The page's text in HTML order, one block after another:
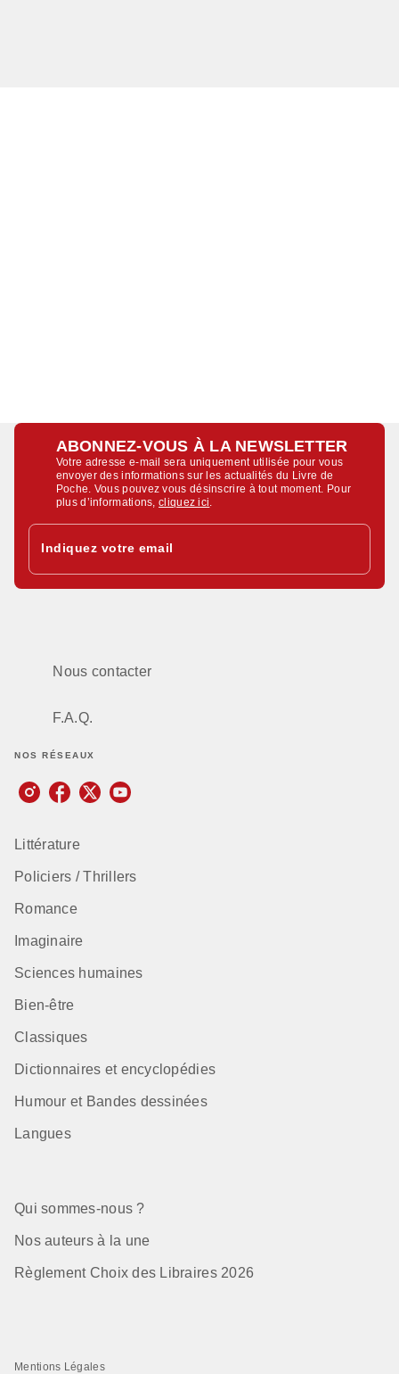
ABONNEZ-VOUS À LA NEWSLETTER
Votre adresse e-mail sera uniquement utilisée pour vous
envoyer des informations sur les actualités du Livre de
Poche. Vous pouvez vous désinscrire à tout moment. Pour
plus d’informations,cliquez ici
Indiquez votre email
Nous contacter
F.A.Q.
NOS RÉSEAUX
Littérature
Policiers / Thrillers
Romance
Imaginaire
Sciences humaines
Bien-être
Classiques
Dictionnaires et encyclopédies
Humour et Bandes dessinées
Langues
Qui sommes-nous ?
Nos auteurs à la une
Règlement Choix des Libraires 2026
Mentions Légales